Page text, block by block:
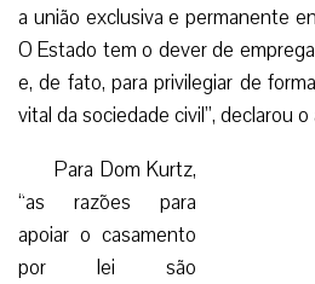
a união exclusiva e permanente
O Estado tem o dever de
e, de fato, para privilegiar de
vital da sociedade civil”, declarou o
Para Dom Kurtz,
“as razões para
apoiar o casamento
por lei são